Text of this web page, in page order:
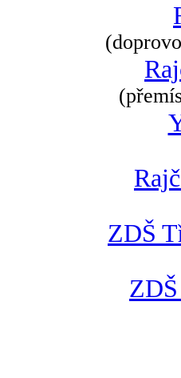
ZDŠ